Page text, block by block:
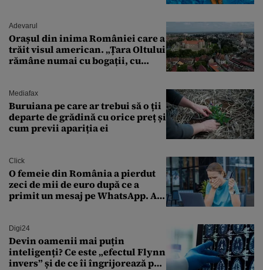
Adevarul
Orașul din inima României care a
trăit visul american. „Țara Oltului
rămâne numai cu bogații, cu
Mediafax
Buruiana pe care ar trebui să o ții
departe de grădină cu orice preț și
cum previi apariția ei
Click
O femeie din România a pierdut
zeci de mii de euro după ce a
primit un mesaj pe WhatsApp. A
Digi24
Devin oamenii mai puțin
inteligenți? Ce este „efectul Flynn
invers” și de ce îi îngrijorează pe